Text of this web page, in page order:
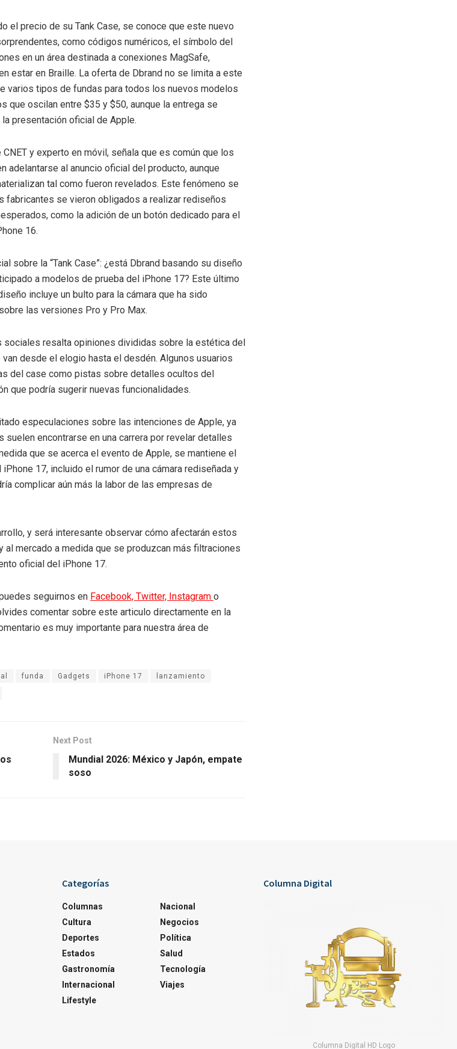
el precio de su Tank Case, se conoce que este nuevo
como códigos numéricos, el símbolo del
en un área destinada a conexiones MagSafe,
estar en Braille. La oferta de Dbrand no se limita a este
varios tipos de fundas para todos los nuevos modelos
que oscilan entre $35 y $50, aunque la entrega se
presentación oficial de Apple.
y experto en móvil, señala que es común que los
adelantarse al anuncio oficial del producto, aunque
tal como fueron revelados. Este fenómeno se
fabricantes se vieron obligados a realizar rediseños
como la adición de un botón dedicado para el
16.
sobre la “Tank Case”: ¿está Dbrand basando su diseño
a modelos de prueba del iPhone 17? Este último
incluye un bulto para la cámara que ha sido
las versiones Pro y Pro Max.
sociales resalta opiniones divididas sobre la estética del
desde el elogio hasta el desdén. Algunos usuarios
del case como pistas sobre detalles ocultos del
que podría sugerir nuevas funcionalidades.
especulaciones sobre las intenciones de Apple, ya
encontrarse en una carrera por revelar detalles
que se acerca el evento de Apple, se mantiene el
17, incluido el rumor de una cámara rediseñada y
complicar aún más la labor de las empresas de
y será interesante observar cómo afectarán estos
al mercado a medida que se produzcan más filtraciones
oficial del iPhone 17.
seguirnos en Facebook, Twitter, Instagram o
comentar sobre este articulo directamente en la
es muy importante para nuestra área de
funda Gadgets iPhone 17 lanzamiento
Next Post
Mundial 2026: México y Japón, empate
soso
Categorías
Columnas
Cultura
Deportes
Estados
Gastronomía
Internacional
Lifestyle
Nacional
Negocios
Política
Salud
Tecnología
Viajes
Columna Digital
Columna Digital HD Logo